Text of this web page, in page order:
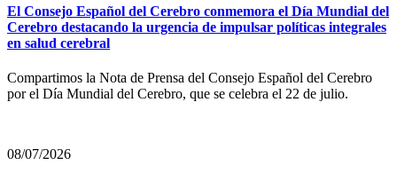
El Consejo Español del Cerebro conmemora el Día Mundial del
Cerebro destacando la urgencia de impulsar políticas integrales
en salud cerebral
Compartimos la Nota de Prensa del Consejo Español del Cerebro
por el Día Mundial del Cerebro, que se celebra el 22 de julio.
08/07/2026